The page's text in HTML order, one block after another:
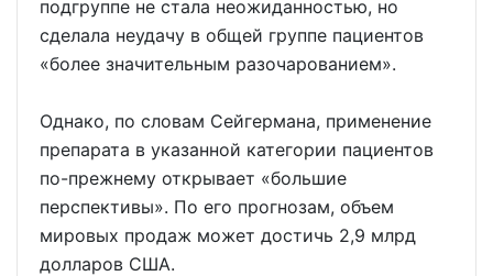
подгруппе не стала неожиданностью, но
сделала неудачу в общей группе пациентов
«более значительным разочарованием».
Однако, по словам Сейгермана, применение
препарата в указанной категории пациентов
по-прежнему открывает «большие
перспективы». По его прогнозам, объем
мировых продаж может достичь 2,9 млрд
долларов США.